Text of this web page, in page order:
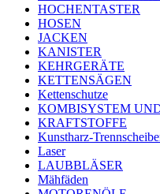
HOCHENTASTER
HOSEN
JACKEN
KANISTER
KEHRGERÄTE
KETTENSÄGEN
Kettenschutze
KOMBISYSTEM
KRAFTSTOFFE
Kunstharz-
Laser
LAUBBLÄSER
Mähfäden